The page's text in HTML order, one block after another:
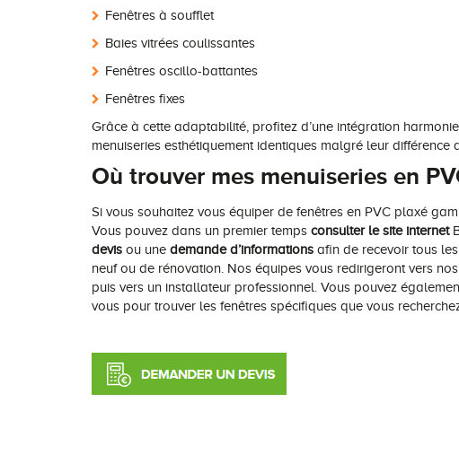
Fenêtres à soufflet
Baies vitrées coulissantes
Fenêtres oscillo-battantes
Fenêtres fixes
Grâce à cette adaptabilité, profitez d’une intégration
menuiseries esthétiquement identiques malgré leur différence
Où trouver mes menuiseries en
Si vous souhaitez vous équiper de fenêtres en PVC plaxé
Vous pouvez dans un premier temps consulter le site internet
devis ou une demande d’informations afin de recevoir tous
neuf ou de rénovation. Nos équipes vous redirigeront vers
puis vers un installateur professionnel. Vous pouvez
vous pour trouver les fenêtres spécifiques que vous